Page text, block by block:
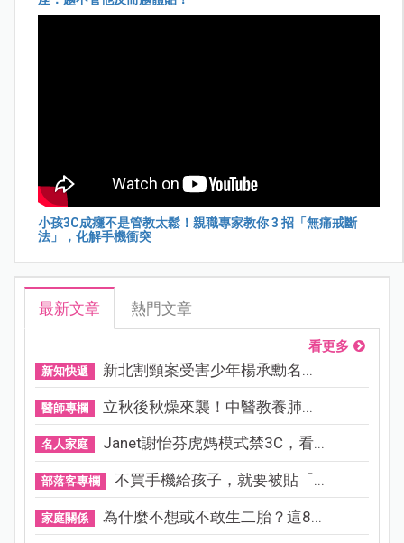
小孩3C成癮不是管教太鬆！親職專家教你 3 招「無痛戒斷
法」，化解手機衝突
最新文章 熱門文章
看更多
新知快遞 新北割頸案受害少年楊承勳名...
醫師專欄 立秋後秋燥來襲！中醫教養肺...
名人家庭 Janet謝怡芬虎媽模式禁3C，看...
部落客專欄 不買手機給孩子，就要被貼「...
家庭關係 為什麼不想或不敢生二胎？這8...